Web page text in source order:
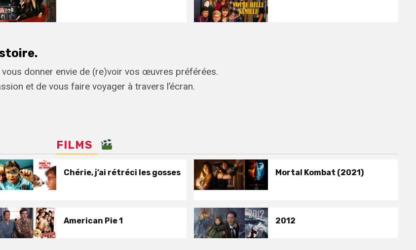
donner envie de (re)voir vos œuvres préférées.
et de vous faire voyager à travers l’écran.
FILMS
Chérie, j’ai rétréci les gosses Mortal Kombat (2021)
American Pie 1 2012